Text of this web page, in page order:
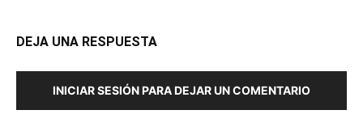
DEJA UNA RESPUESTA
INICIAR SESIÓN PARA DEJAR UN COMENTARIO